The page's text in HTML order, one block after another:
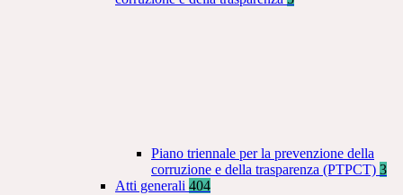
Piano triennale per la prevenzione della
corruzione e della trasparenza (PTPCT) 3
Atti generali 404